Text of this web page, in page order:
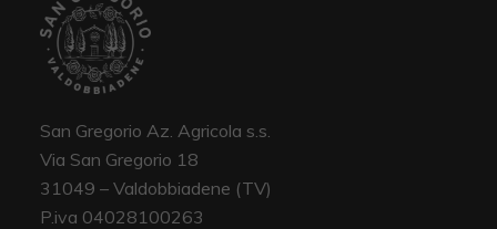
San Gregorio Az. Agricola s.s.
Via San Gregorio 18
31049 – Valdobbiadene (TV)
P.iva 04028100263